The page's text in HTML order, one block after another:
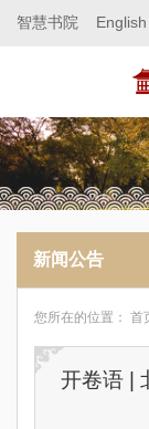
智慧书院 English
新闻公告
您所在的位置： 首
开卷语 |